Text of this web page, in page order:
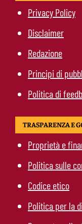
Privacy Policy
Disclaimer
Redazione
Principi di
Politica di
TRASPARENZA E
Proprietà e
Politica sulle
Codice etico
Politica per la